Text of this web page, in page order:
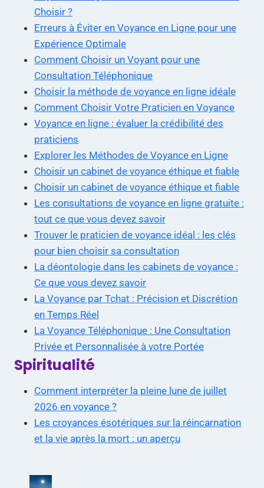
Choisir ?
Erreurs à Éviter en Voyance en Ligne pour une
Expérience Optimale
Comment Choisir un Voyant pour une
Consultation Téléphonique
Choisir la méthode de voyance en ligne idéale
Comment Choisir Votre Praticien en Voyance
Voyance en ligne : évaluer la crédibilité des
praticiens
Explorer les Méthodes de Voyance en Ligne
Choisir un cabinet de voyance éthique et fiable
Choisir un cabinet de voyance éthique et fiable
Les consultations de voyance en ligne gratuite :
tout ce que vous devez savoir
Trouver le praticien de voyance idéal : les clés
pour bien choisir sa consultation
La déontologie dans les cabinets de voyance :
Ce que vous devez savoir
La Voyance par Tchat : Précision et Discrétion
en Temps Réel
La Voyance Téléphonique : Une Consultation
Privée et Personnalisée à votre Portée
Spiritualité
Comment interpréter la pleine lune de juillet
2026 en voyance ?
Les croyances ésotériques sur la réincarnation
et la vie après la mort : un aperçu